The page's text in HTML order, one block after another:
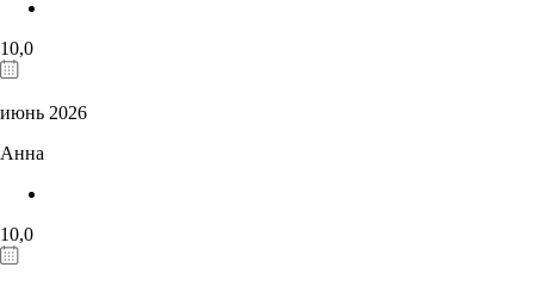
10,0
июнь 2026
Анна
10,0